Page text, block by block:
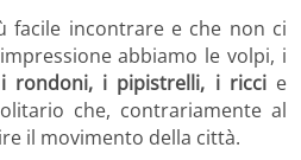
facile incontrare e che non ci
abbiamo le volpi, i
rondoni, i pipistrelli, i riccie
che, contrariamente al
il movimento della città.